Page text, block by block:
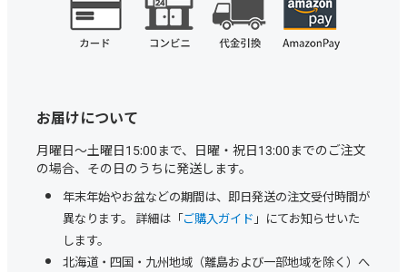
お届けについて
月曜日～土曜日15:00まで、日曜・祝日13:00までのご注文
の場合、その日のうちに発送します。
年末年始やお盆などの期間は、即日発送の注文受付時間が
異なります。 詳細は「ご購入ガイド 」にてお知らせいた
します。
北海道・四国・九州地域（離島および一部地域を除く）へ